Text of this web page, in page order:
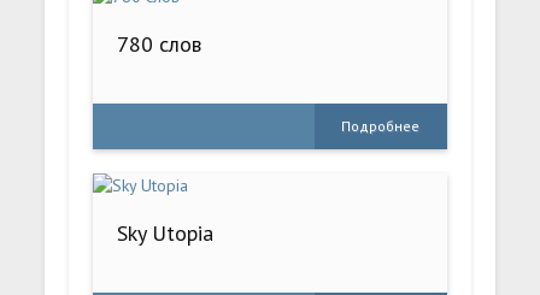
780 слов
Подробнее
Sky Utopia